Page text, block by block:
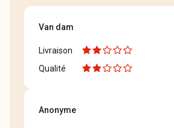
Van dam
Livraison
Qualité
Anonyme